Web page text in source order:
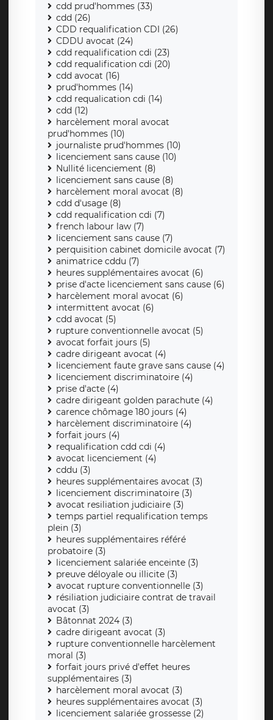
cdd prud'hommes (33)
cdd (26)
CDD requalification CDI (26)
CDDU avocat (24)
cdd requalification cdi (23)
cdd requalification cdi (20)
cdd avocat (16)
prud'hommes (14)
cdd requalication cdi (14)
cdd (12)
harcèlement moral avocat
prud'hommes (10)
journaliste prud'hommes (10)
licenciement sans cause (10)
Nullité licenciement (8)
licenciement sans cause (8)
harcèlement moral avocat (8)
cdd d'usage (8)
cdd requalification cdi (7)
french labour law (7)
licenciement sans cause (7)
perquisition cabinet domicile avocat (7)
animatrice cddu (7)
heures supplémentaires avocat (6)
prise d'acte licenciement sans cause (6)
harcèlement moral avocat (6)
intermittent avocat (6)
cdd avocat (5)
rupture conventionnelle avocat (5)
avocat forfait jours (5)
cadre dirigeant avocat (4)
licenciement faute grave sans cause (4)
licenciement discriminatoire (4)
prise d'acte (4)
cadre dirigeant golden parachute (4)
carence chômage 180 jours (4)
harcèlement discriminatoire (4)
forfait jours (4)
requalification cdd cdi (4)
avocat licenciement (4)
cddu (3)
heures supplémentaires avocat (3)
licenciement discriminatoire (3)
avocat resiliation judiciaire (3)
temps partiel requalification temps
plein (3)
heures supplémentaires référé
probatoire (3)
licenciement salariée enceinte (3)
preuve déloyale ou illicite (3)
avocat rupture conventionnelle (3)
résiliation judiciaire contrat de travail
avocat (3)
Bâtonnat 2024 (3)
cadre dirigeant avocat (3)
rupture conventionnelle harcèlement
moral (3)
forfait jours privé d'effet heures
supplémentaires (3)
harcèlement moral avocat (3)
heures supplémentaires avocat (3)
licenciement salariée grossesse (2)